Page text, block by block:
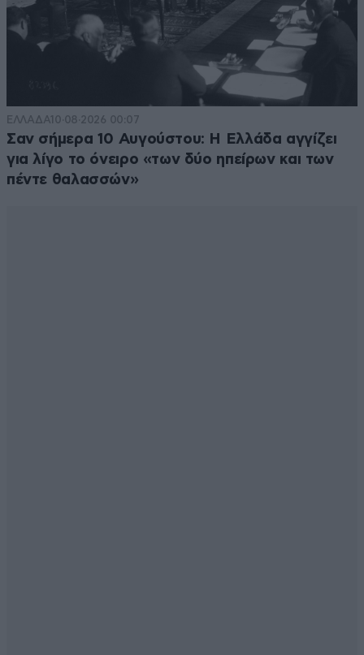
ΕΛΛΑΔΑ10·08·2026 00:07
Σαν σήμερα 10 Αυγούστου: Η Ελλάδα αγγίζει
για λίγο το όνειρο «των δύο ηπείρων και των
πέντε θαλασσών»